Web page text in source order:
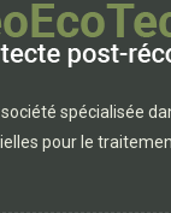
société spécialisée
pour le